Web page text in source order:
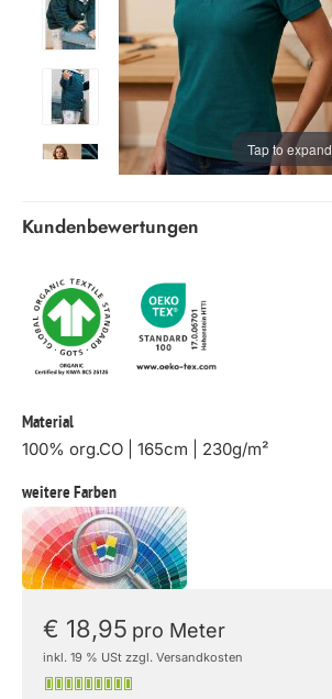
Tap to expand
Kundenbewertungen
Material
100% org.CO | 165cm | 230g/m²
weitere Farben
€ 18,95 pro Meter
inkl. 19 % USt zzgl. Versandkosten